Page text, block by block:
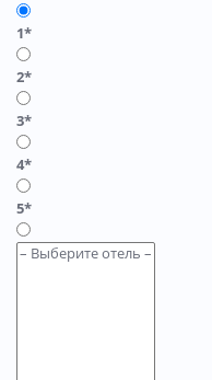
1*
2*
3*
4*
5*